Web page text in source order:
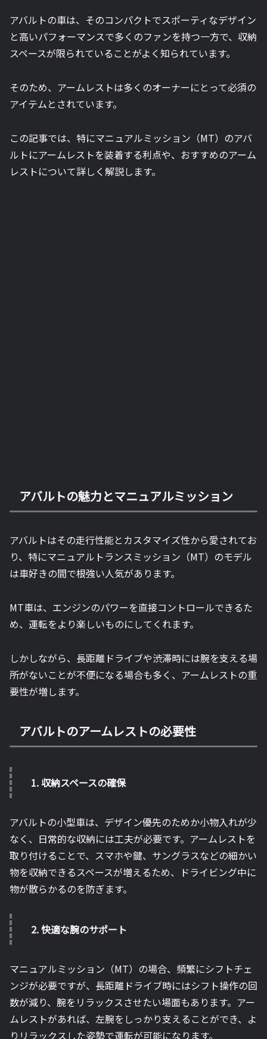
アバルトの車は、そのコンパクトでスポーティなデザイン
と高いパフォーマンスで多くのファンを持つ一方で、収納
スペースが限られていることがよく知られています。
そのため、アームレストは多くのオーナーにとって必須の
アイテムとされています。
この記事では、特にマニュアルミッション（MT）のアバ
ルトにアームレストを装着する利点や、おすすめのアーム
レストについて詳しく解説します。
アバルトの魅力とマニュアルミッション
アバルトはその走行性能とカスタマイズ性から愛されてお
り、特にマニュアルトランスミッション（MT）のモデル
は車好きの間で根強い人気があります。
MT車は、エンジンのパワーを直接コントロールできるた
め、運転をより楽しいものにしてくれます。
しかしながら、長距離ドライブや渋滞時には腕を支える場
所がないことが不便になる場合も多く、アームレストの重
要性が増します。
アバルトのアームレストの必要性
1.収納スペースの確保
アバルトの小型車は、デザイン優先のためか小物入れが少
なく、日常的な収納には工夫が必要です。アームレストを
取り付けることで、スマホや鍵、サングラスなどの細かい
物を収納できるスペースが増えるため、ドライビング中に
物が散らかるのを防ぎます。
2.快適な腕のサポート
マニュアルミッション（MT）の場合、頻繁にシフトチェ
ンジが必要ですが、長距離ドライブ時にはシフト操作の回
数が減り、腕をリラックスさせたい場面もあります。アー
ムレストがあれば、左腕をしっかり支えることができ、よ
りリラックスした姿勢で運転が可能になります。